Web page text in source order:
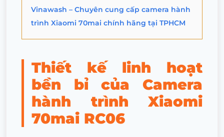
Vinawash – Chuyên cung cấp camera hành
trình Xiaomi 70mai chính hãng tại TPHCM
Thiết kế linh hoạt
bền bỉ của Camera
hành trình Xiaomi
70mai RC06